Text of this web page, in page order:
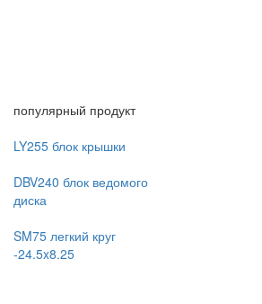
популярный продукт
LY255 блок крышки
DBV240 блок ведомого
диска
SM75 легкий круг
-24.5x8.25